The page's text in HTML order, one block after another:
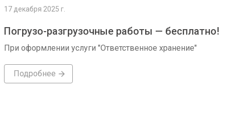
17 декабря 2025 г.
Погрузо-разгрузочные работы — бесплатно!
При оформлении услуги "Ответственное хранение"
Подробнее